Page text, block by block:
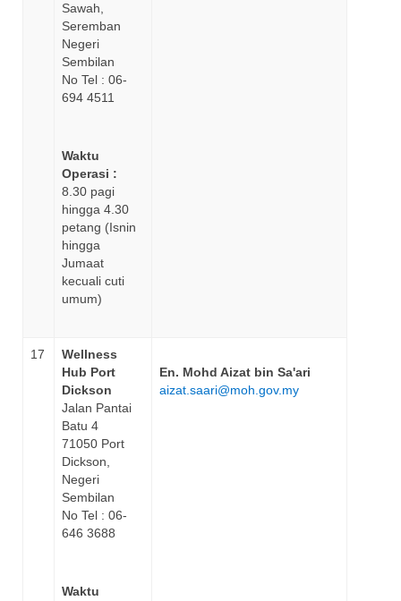
Sawah,
Seremban
Negeri
Sembilan
No Tel : 06-
694 4511
Waktu
Operasi :
8.30 pagi
hingga 4.30
petang (Isnin
hingga
Jumaat
kecuali cuti
umum)
17
Wellness
Hub Port
Dickson
Jalan Pantai
Batu 4
71050 Port
Dickson,
Negeri
Sembilan
No Tel : 06-
646 3688
Waktu
En. Mohd Aizat bin Sa'ari
aizat.saari@moh.gov.my